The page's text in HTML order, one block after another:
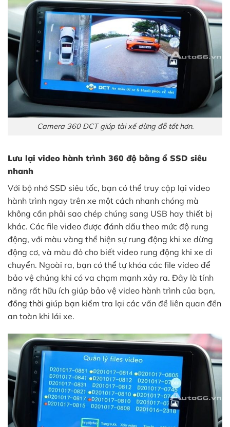
Camera 360 DCT giúp tài xế dừng đỗ tốt hơn.
Lưu lại video hành trình 360 độ bằng ổ SSD siêu
nhanh
Với bộ nhớ SSD siêu tốc, bạn có thể truy cập lại video
hành trình ngay trên xe một cách nhanh chóng mà
không cần phải sao chép chúng sang USB hay thiết bị
khác. Các file video được đánh dấu theo mức độ rung
động, với màu vàng thể hiện sự rung động khi xe dừng
động cơ, và màu đỏ cho biết video rung động khi xe di
chuyển. Ngoài ra, bạn có thể tự khóa các file video để
bảo vệ chúng khi có va chạm mạnh xảy ra. Đây là tính
năng rất hữu ích giúp bảo vệ video hành trình của bạn,
đồng thời giúp bạn kiểm tra lại các vấn đề liên quan đến
an toàn khi lái xe.